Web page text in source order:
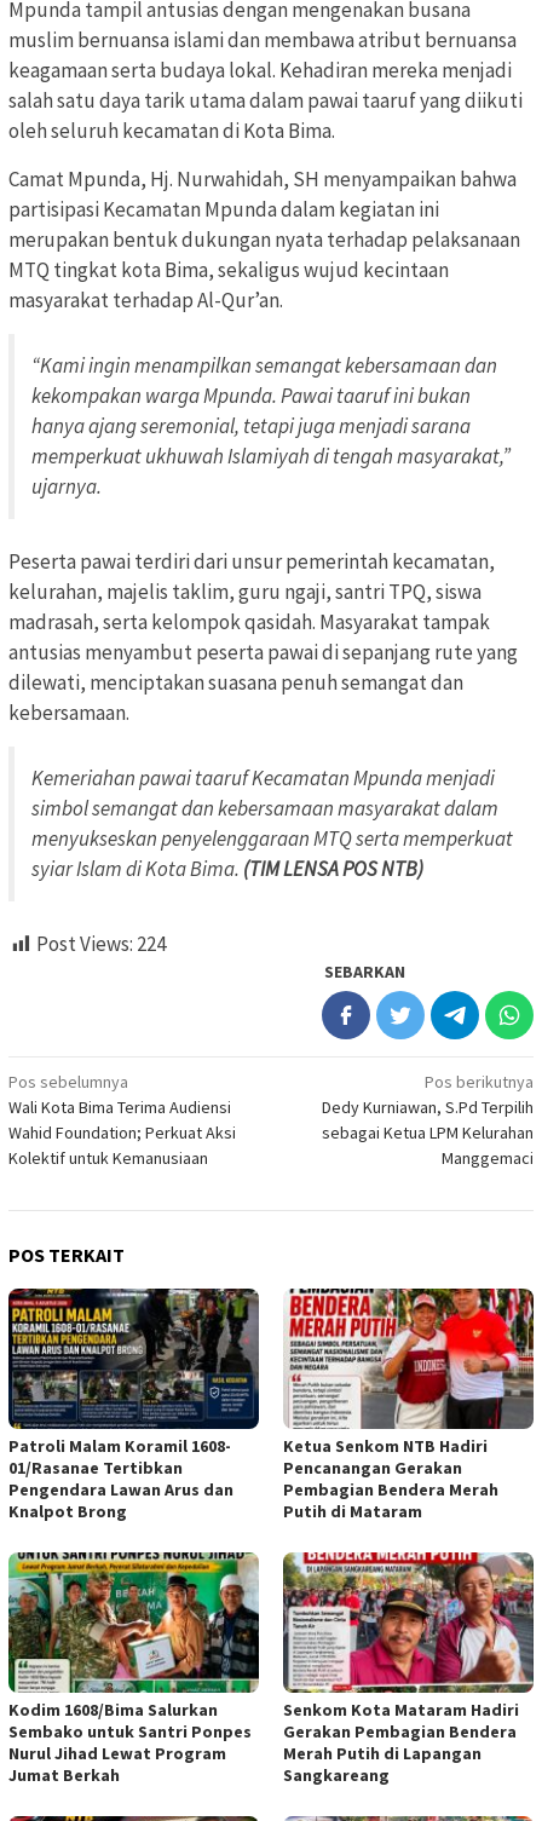
Mpunda tampil antusias dengan mengenakan busana
muslim bernuansa islami dan membawa atribut bernuansa
keagamaan serta budaya lokal. Kehadiran mereka menjadi
salah satu daya tarik utama dalam pawai taaruf yang diikuti
oleh seluruh kecamatan di Kota Bima.
Camat Mpunda, Hj. Nurwahidah, SH menyampaikan bahwa
partisipasi Kecamatan Mpunda dalam kegiatan ini
merupakan bentuk dukungan nyata terhadap pelaksanaan
MTQ tingkat kota Bima, sekaligus wujud kecintaan
masyarakat terhadap Al-Qur’an.
“Kami ingin menampilkan semangat kebersamaan dan
kekompakan warga Mpunda. Pawai taaruf ini bukan
hanya ajang seremonial, tetapi juga menjadi sarana
memperkuat ukhuwah Islamiyah di tengah masyarakat,”
ujarnya.
Peserta pawai terdiri dari unsur pemerintah kecamatan,
kelurahan, majelis taklim, guru ngaji, santri TPQ, siswa
madrasah, serta kelompok qasidah. Masyarakat tampak
antusias menyambut peserta pawai di sepanjang rute yang
dilewati, menciptakan suasana penuh semangat dan
kebersamaan.
Kemeriahan pawai taaruf Kecamatan Mpunda menjadi
simbol semangat dan kebersamaan masyarakat dalam
menyukseskan penyelenggaraan MTQ serta memperkuat
syiar Islam di Kota Bima. (TIM LENSA POS NTB)
Post Views: 224
SEBARKAN
Navigasi
pos
Pos sebelumnya
Wali Kota Bima Terima Audiensi
Wahid Foundation; Perkuat Aksi
Kolektif untuk Kemanusiaan
Pos berikutnya
Dedy Kurniawan, S.Pd Terpilih
sebagai Ketua LPM Kelurahan
Manggemaci
POS TERKAIT
Patroli Malam Koramil 1608-
01/Rasanae Tertibkan
Pengendara Lawan Arus dan
Knalpot Brong
Ketua Senkom NTB Hadiri
Pencanangan Gerakan
Pembagian Bendera Merah
Putih di Mataram
Kodim 1608/Bima Salurkan
Sembako untuk Santri Ponpes
Nurul Jihad Lewat Program
Jumat Berkah
Senkom Kota Mataram Hadiri
Gerakan Pembagian Bendera
Merah Putih di Lapangan
Sangkareang